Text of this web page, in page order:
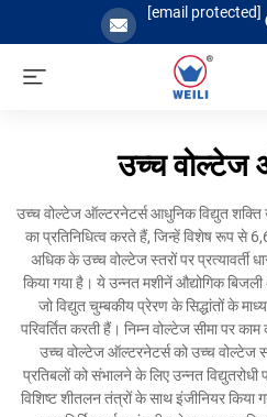
[email protected]
उच्च वोल्टेज
उच्च वोल्टेज ऑल्टरनेटर्स आधुनिक विद्युत शक्ति
का प्रतिनिधित्व करते हैं, जिन्हें विशेष रूप से
अधिक के उच्च वोल्टेज स्तरों पर प्रत्यावर्ती
किया गया है। ये उन्नत मशीनें औद्योगिक
जो विद्युत चुम्बकीय प्रेरण के सिद्धांतों के
परिवर्तित करती हैं। निम्न वोल्टेज सीमा पर
उच्च वोल्टेज ऑल्टरनेटर्स को उच्च वोल्टेज
प्रतिबलों को संभालने के लिए उन्नत विद्युतरोधी
विशिष्ट शीतलन तंत्रों के साथ इंजीनियर